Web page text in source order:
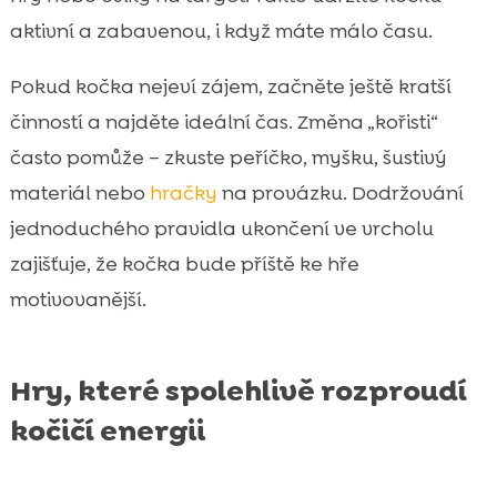
aktivní a zabavenou, i když máte málo času.
Pokud kočka nejeví zájem, začněte ještě kratší
činností a najděte ideální čas. Změna „kořisti“
často pomůže – zkuste peříčko, myšku, šustivý
materiál nebo hračky na provázku. Dodržování
jednoduchého pravidla ukončení ve vrcholu
zajišťuje, že kočka bude příště ke hře
motivovanější.
Hry, které spolehlivě rozproudí
kočičí energii